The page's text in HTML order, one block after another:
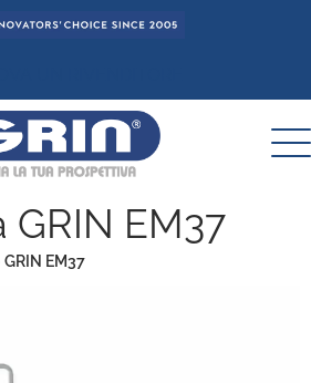
EM37
GRIN EM37